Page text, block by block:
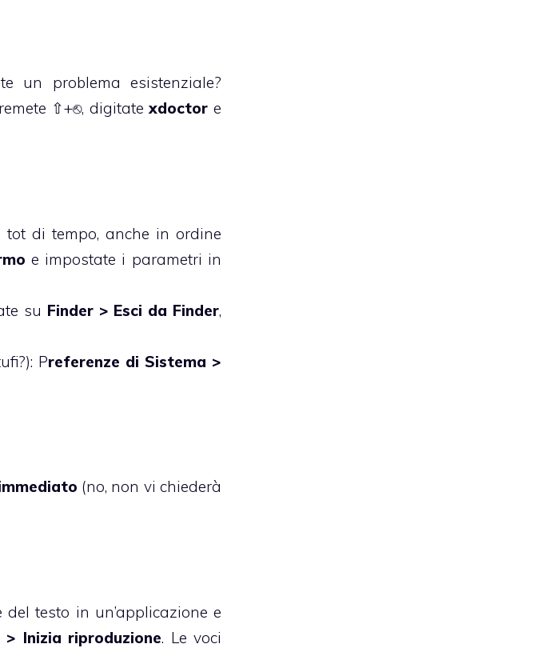
un problema esistenziale?
⇧+⎋, digitatexdoctor e
di tempo, anche in ordine
e impostate i parametri in
su Finder > Esci da Finder,
Preferenze di Sistema >
(no, non vi chiederà
testo in un’applicazione e
Inizia riproduzione. Le voci